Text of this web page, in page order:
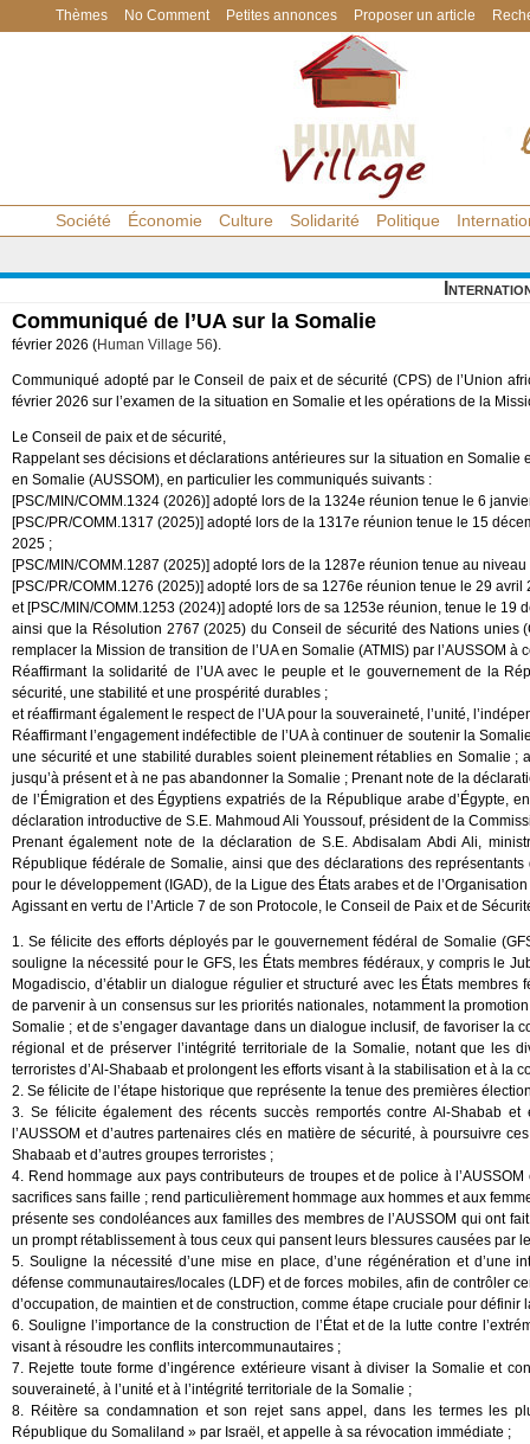
Thèmes No Comment Petites annonces Proposer un article
Société Économie Culture Solidarité Politique
Communiqué de l’UA sur la Somalie
février 2026 (Human Village 56).
Communiqué adopté par le Conseil de paix et de sécurité (CPS) de l’Union
février 2026 sur l’examen de la situation en Somalie et les opérations de la
Le Conseil de paix et de sécurité,
Rappelant ses décisions et déclarations antérieures sur la situation en
en Somalie (AUSSOM), en particulier les communiqués suivants :
[PSC/MIN/COMM.1324 (2026)] adopté lors de la 1324e réunion tenue le 6
[PSC/PR/COMM.1317 (2025)] adopté lors de la 1317e réunion tenue le 15
2025 ;
[PSC/MIN/COMM.1287 (2025)] adopté lors de la 1287e réunion tenue au
[PSC/PR/COMM.1276 (2025)] adopté lors de sa 1276e réunion tenue le 29 avril
et [PSC/MIN/COMM.1253 (2024)] adopté lors de sa 1253e réunion, tenue le 19
ainsi que la Résolution 2767 (2025) du Conseil de sécurité des Nations
remplacer la Mission de transition de l’UA en Somalie (ATMIS) par l’AUSSOM à
Réaffirmant la solidarité de l’UA avec le peuple et le gouvernement de la
sécurité, une stabilité et une prospérité durables ;
et réaffirmant également le respect de l’UA pour la souveraineté, l’unité,
Réaffirmant l’engagement indéfectible de l’UA à continuer de soutenir la
une sécurité et une stabilité durables soient pleinement rétablies en Somalie ;
jusqu’à présent et à ne pas abandonner la Somalie ; Prenant note de la
de l’Émigration et des Égyptiens expatriés de la République arabe d’Égypte,
déclaration introductive de S.E. Mahmoud Ali Youssouf, président de la
Prenant également note de la déclaration de S.E. Abdisalam Abdi Ali,
République fédérale de Somalie, ainsi que des déclarations des
pour le développement (IGAD), de la Ligue des États arabes et de
Agissant en vertu de l’Article 7 de son Protocole, le Conseil de Paix et de
1. Se félicite des efforts déployés par le gouvernement fédéral de Somalie
souligne la nécessité pour le GFS, les États membres fédéraux, y compris le
Mogadiscio, d’établir un dialogue régulier et structuré avec les États
de parvenir à un consensus sur les priorités nationales, notamment la
Somalie ; et de s’engager davantage dans un dialogue inclusif, de favoriser
régional et de préserver l’intégrité territoriale de la Somalie, notant que les
terroristes d’Al-Shabaab et prolongent les efforts visant à la stabilisation et à la
2. Se félicite de l’étape historique que représente la tenue des premières
3. Se félicite également des récents succès remportés contre Al-Shabab
l’AUSSOM et d’autres partenaires clés en matière de sécurité, à poursuivre
Shabaab et d’autres groupes terroristes ;
4. Rend hommage aux pays contributeurs de troupes et de police à
sacrifices sans faille ; rend particulièrement hommage aux hommes et aux
présente ses condoléances aux familles des membres de l’AUSSOM qui ont
un prompt rétablissement à tous ceux qui pansent leurs blessures causées par
5. Souligne la nécessité d’une mise en place, d’une régénération et d’une
défense communautaires/locales (LDF) et de forces mobiles, afin de contrôler
d’occupation, de maintien et de construction, comme étape cruciale pour définir
6. Souligne l’importance de la construction de l’État et de la lutte contre
visant à résoudre les conflits intercommunautaires ;
7. Rejette toute forme d’ingérence extérieure visant à diviser la Somalie et
souveraineté, à l’unité et à l’intégrité territoriale de la Somalie ;
8. Réitère sa condamnation et son rejet sans appel, dans les termes les
République du Somaliland » par Israël, et appelle à sa révocation immédiate ;